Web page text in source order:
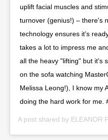
uplift facial muscles and
turnover (genius!) – there's
technology ensures it's
takes a lot to impress me
all the heavy "lifting" but it's
on the sofa watching
Melissa Leong!), I know my
doing the hard work for me.
A post shared by ELEANOR